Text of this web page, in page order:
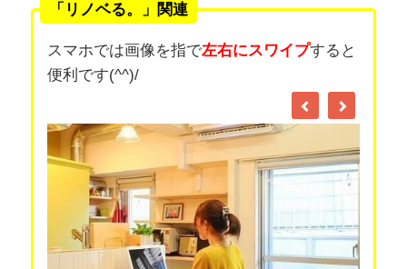
「リノベる。」関連
スマホでは画像を指で左右にスワイプすると
便利です(^^)/